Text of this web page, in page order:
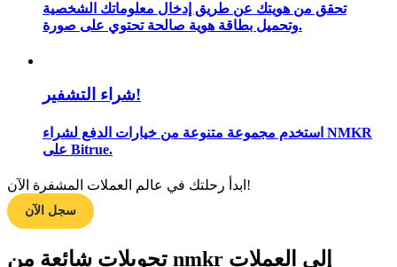
مرشد
استراتيجيات التداول
تعلم كيفية البقاء مربحة
تحقق من هويتك عن طريق إدخال معلوماتك الشخصية
وتحميل بطاقة هوية صالحة تحتوي على صورة.
شراء التشفير!
استخدم مجموعة متنوعة من خيارات الدفع لشراء NMKR
على Bitrue.
ابدأ رحلتك في عالم العملات المشفرة الآن!
سجل الآن
تحويلات شائعة من nmkr إلى العملات